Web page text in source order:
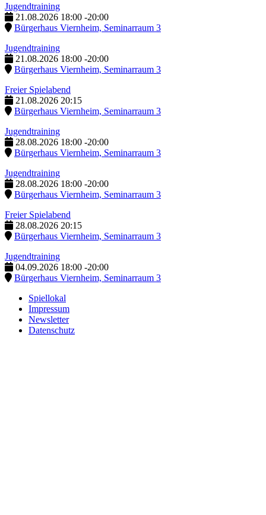
Jugendtraining
21.08.2026 18:00 -20:00
Bürgerhaus Viernheim, Seminarraum 3
Jugendtraining
21.08.2026 18:00 -20:00
Bürgerhaus Viernheim, Seminarraum 3
Freier Spielabend
21.08.2026 20:15
Bürgerhaus Viernheim, Seminarraum 3
Jugendtraining
28.08.2026 18:00 -20:00
Bürgerhaus Viernheim, Seminarraum 3
Jugendtraining
28.08.2026 18:00 -20:00
Bürgerhaus Viernheim, Seminarraum 3
Freier Spielabend
28.08.2026 20:15
Bürgerhaus Viernheim, Seminarraum 3
Jugendtraining
04.09.2026 18:00 -20:00
Bürgerhaus Viernheim, Seminarraum 3
Spiellokal
Impressum
Newsletter
Datenschutz